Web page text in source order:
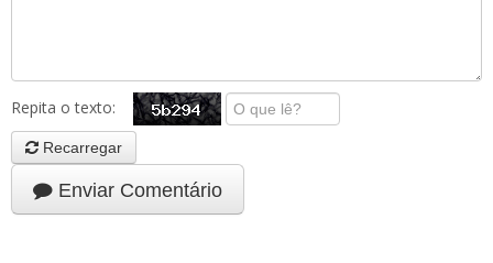
Repita o texto:
Recarregar
Enviar Comentário